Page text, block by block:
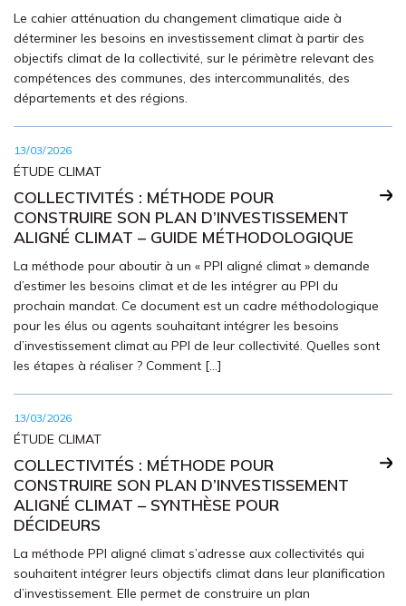
Le cahier atténuation du changement climatique aide à
déterminer les besoins en investissement climat à partir des
objectifs climat de la collectivité, sur le périmètre relevant des
compétences des communes, des intercommunalités, des
départements et des régions.
13/03/2026
ÉTUDE CLIMAT
COLLECTIVITÉS : MÉTHODE POUR
CONSTRUIRE SON PLAN D’INVESTISSEMENT
ALIGNÉ CLIMAT – GUIDE MÉTHODOLOGIQUE
La méthode pour aboutir à un « PPI aligné climat » demande
d’estimer les besoins climat et de les intégrer au PPI du
prochain mandat. Ce document est un cadre méthodologique
pour les élus ou agents souhaitant intégrer les besoins
d’investissement climat au PPI de leur collectivité. Quelles sont
les étapes à réaliser ? Comment […]
13/03/2026
ÉTUDE CLIMAT
COLLECTIVITÉS : MÉTHODE POUR
CONSTRUIRE SON PLAN D’INVESTISSEMENT
ALIGNÉ CLIMAT – SYNTHÈSE POUR
DÉCIDEURS
La méthode PPI aligné climat s’adresse aux collectivités qui
souhaitent intégrer leurs objectifs climat dans leur planification
d’investissement. Elle permet de construire un plan